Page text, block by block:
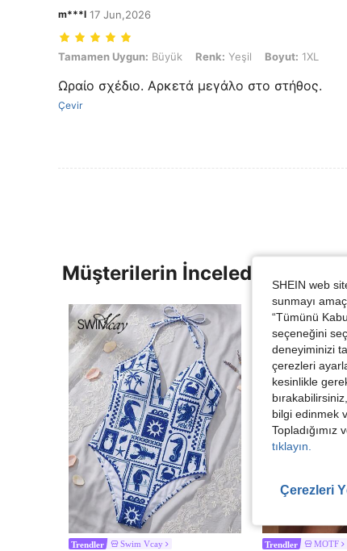
m***l 17 Jun,2026
Tamamen Uygun: Büyük, Renk: Yeşil, Boyut: 1XL
Tamamen Uygun: Büyük Renk: Yeşil Boyut: 1XL
Ωραίο σχέδιο. Αρκετά μεγάλο στο στήθος.
Çevir
Müşterilerin İncelediği Diğer
Trendler Swim Vcay Trendler MOTF
SHEIN web
sunmayı
“Tümünü
seçeneğini
deneyiminizi
çerezleri
kesinlikle
bilgi edinmek
tıklayın.
Çerezleri